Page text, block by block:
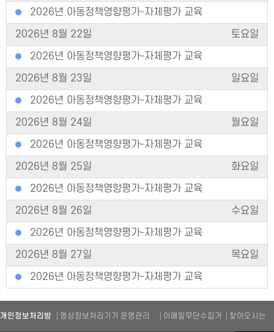
2026년 아동정책영향평가-자체평가 교육
2026년 8월 22일
토요일
2026년 아동정책영향평가-자체평가 교육
2026년 8월 23일
일요일
2026년 아동정책영향평가-자체평가 교육
2026년 8월 24일
월요일
2026년 아동정책영향평가-자체평가 교육
2026년 8월 25일
화요일
2026년 아동정책영향평가-자체평가 교육
2026년 8월 26일
수요일
2026년 아동정책영향평가-자체평가 교육
2026년 8월 27일
목요일
2026년 아동정책영향평가-자체평가 교육
개인정보처리방 영상정보처리기기 운영관리 이메일무단수집거 찾아오시는